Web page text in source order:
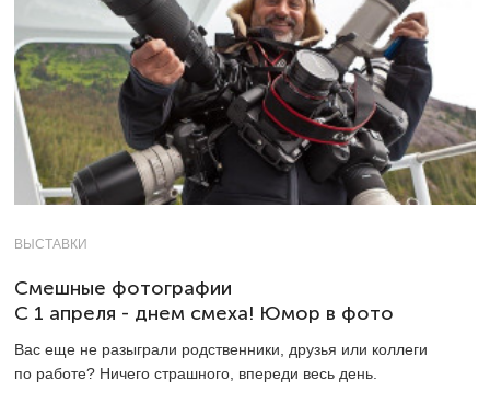
ВЫСТАВКИ
Смешные фотографии
С 1 апреля - днем смеха! Юмор в фото
Вас еще не разыграли родственники, друзья или коллеги
по работе? Ничего страшного, впереди весь день.